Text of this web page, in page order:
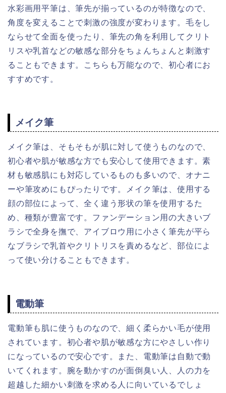
水彩画用平筆は、筆先が揃っているのが特徴なので、
角度を変えることで刺激の強度が変わります。毛をし
ならせて全面を使ったり、筆先の角を利用してクリト
リスや乳首などの敏感な部分をちょんちょんと刺激す
ることもできます。こちらも万能なので、初心者にお
すすめです。
メイク筆
メイク筆は、そもそもが肌に対して使うものなので、
初心者や肌が敏感な方でも安心して使用できます。素
材も敏感肌にも対応しているものも多いので、オナニ
ーや筆攻めにもぴったりです。メイク筆は、使用する
顔の部位によって、全く違う形状の筆を使用するた
め、種類が豊富です。ファンデーション用の大きいブ
ラシで全身を撫で、アイブロウ用に小さく筆先が平ら
なブラシで乳首やクリトリスを責めるなど、部位によ
って使い分けることもできます。
電動筆
電動筆も肌に使うものなので、細く柔らかい毛が使用
されています。初心者や肌が敏感な方にやさしい作り
になっているので安心です。また、電動筆は自動で動
いてくれます。腕を動かすのが面倒臭い人、人の力を
超越した細かい刺激を求める人に向いているでしょ